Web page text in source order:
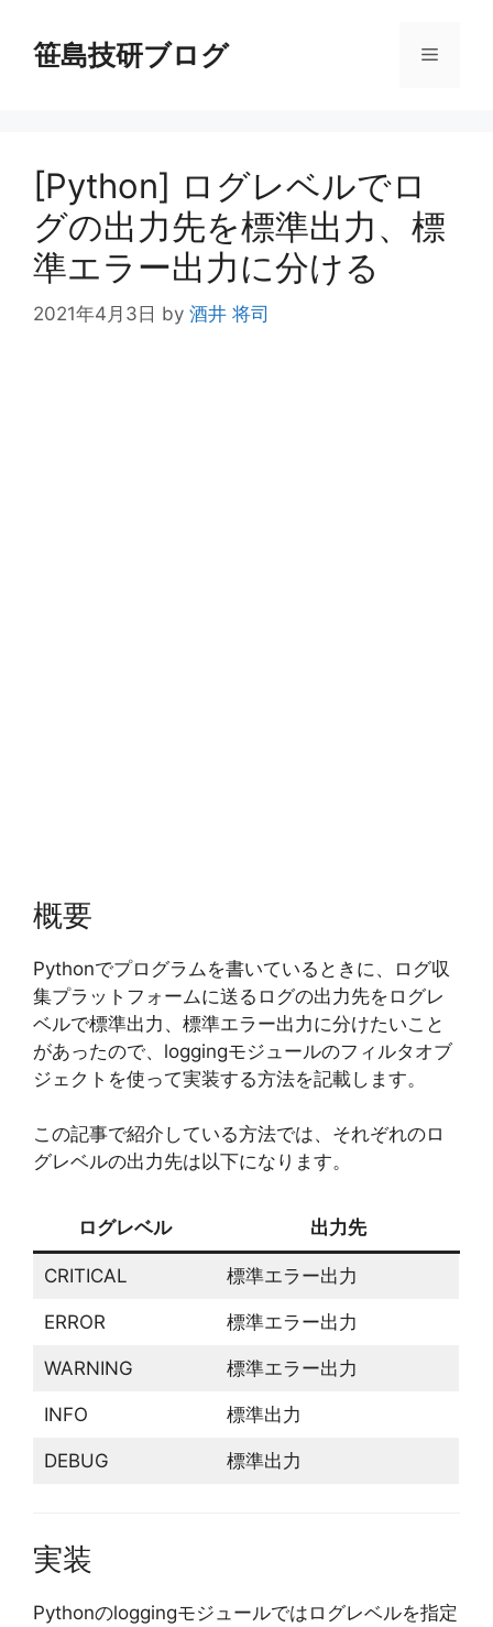
笹島技研ブログ メ
[Python] ログレベルでロ
グの出力先を標準出力、標
準エラー出力に分ける
2021年4月3日 by 酒井 将司
概要
Pythonでプログラムを書いているときに、ログ収
集プラットフォームに送るログの出力先をログレ
ベルで標準出力、標準エラー出力に分けたいこと
があったので、loggingモジュールのフィルタオブ
ジェクトを使って実装する方法を記載します。
この記事で紹介している方法では、それぞれのロ
グレベルの出力先は以下になります。
ログレベル 出力先
CRITICAL 標準エラー出力
ERROR 標準エラー出力
WARNING 標準エラー出力
INFO 標準出力
DEBUG 標準出力
実装
Pythonのloggingモジュールではログレベルを指定